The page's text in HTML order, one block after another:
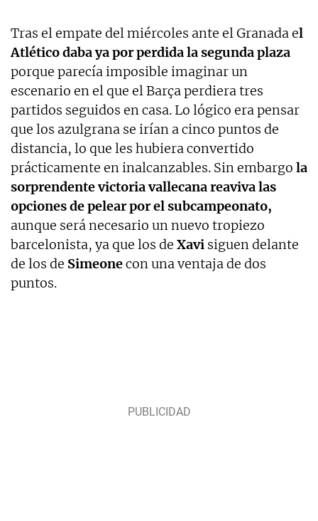
Tras el empate del miércoles ante el Granada el
Atlético daba ya por perdida la segunda plaza
porque parecía imposible imaginar un
escenario en el que el Barça perdiera tres
partidos seguidos en casa. Lo lógico era pensar
que los azulgrana se irían a cinco puntos de
distancia, lo que les hubiera convertido
prácticamente en inalcanzables. Sin embargo la
sorprendente victoria vallecana reaviva las
opciones de pelear por el subcampeonato,
aunque será necesario un nuevo tropiezo
barcelonista, ya que los de Xavi siguen delante
de los de Simeonecon una ventaja de dos
puntos.